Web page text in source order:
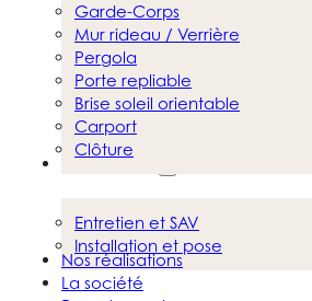
Garde-Corps
Mur rideau / Verrière
Pergola
Porte repliable
Brise soleil orientable
Carport
Clôture
Nos services
Entretien et SAV
Installation et pose
Nos réalisations
La société